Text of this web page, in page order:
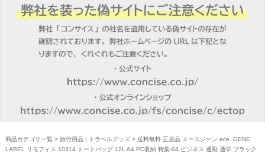
商品カテゴリ一覧 > 旅行用品 | トラベルグッズ> 送料無料 正規品 エースジーン ace. GENE
LABEL リモフィス 10314 トートバッグ 12L A4 PC収納 特集-04 ビジネス 通勤 通学 ブラック